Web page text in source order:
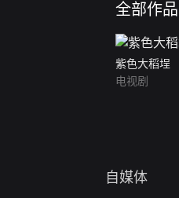
全部作品
紫色大稻埕
电视剧
自媒体